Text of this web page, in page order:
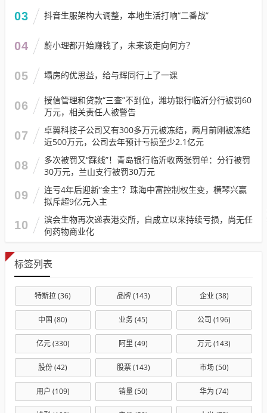
03 抖音生服架构大调整，本地生活打响“二番战”
04 蔚小理都开始赚钱了，未来该走向何方？
05 塌房的优思益，给与辉同行上了一课
06
授信管理和贷款“三查”不到位，潍坊银行临沂分行被罚60
万元，相关责任人被警告
07
卓翼科技子公司又有300多万元被冻结，两月前刚被冻结
近500万元，公司去年预计亏损至少2.1亿元
08
多次被罚又“踩线”！青岛银行临沂收两张罚单：分行被罚
30万元，兰山支行被罚30万元
09
连亏4年后迎新“金主”？珠海中富控制权生变，横琴兴赢
拟斥超9亿元入主
10
滨会生物再次递表港交所，自成立以来持续亏损，尚无任
何药物商业化
标签列表
特斯拉(36) 品牌(143) 企业(38)
中国 (80) 业务(45) 公司 (196)
亿元(330) 阿里 (49) 万元(143)
股份(42) 股票(143) 市场(50)
用户 (109) 销量(50) 华为 (74)